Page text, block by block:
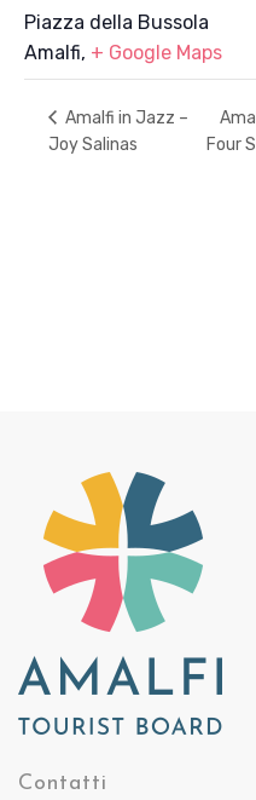
Piazza della Bussola
Amalfi, + Google Maps
Amalfi in Jazz –
Joy Salinas
Four
Contatti